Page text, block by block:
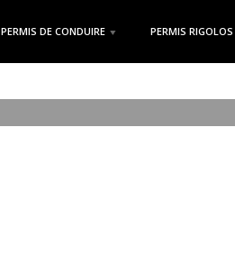
PERMIS DE CONDUIRE PERMIS RIGOLOS